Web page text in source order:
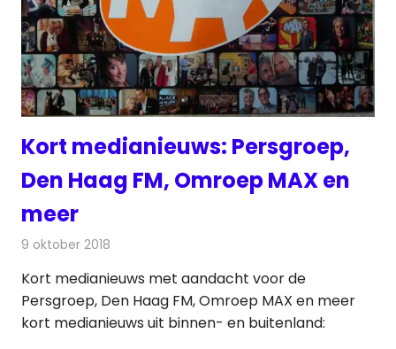
Kort medianieuws: Persgroep,
Den Haag FM, Omroep MAX en
meer
9 oktober 2018
Kort medianieuws met aandacht voor de
Persgroep, Den Haag FM, Omroep MAX en meer
kort medianieuws uit binnen- en buitenland: